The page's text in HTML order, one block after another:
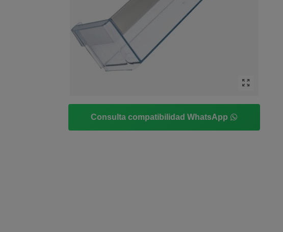
Consulta compatibilidad WhatsApp